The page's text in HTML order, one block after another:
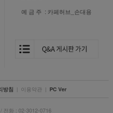
예 금 주 : 카페허브_손대용
방침 | 이용약관 | PC Ver
전화 : 02-3012-0716